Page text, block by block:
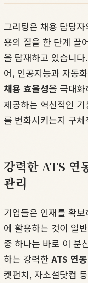
그리팅은 채용 담당
용의 질을 한 단계 끌
을 탑재하고 있습니
어, 인공지능과 자동
채용 효율성을 극대
제공하는 혁신적인
를 변화시키는지 구
강력한 ATS 연
관리
기업들은 인재를 확
에 활용하는 것이 일
중 하나는 바로 이 분
하는 강력한 ATS 연동
켓펀치, 자소설닷컴